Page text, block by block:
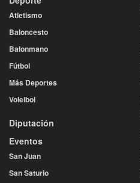
Atletismo
Baloncesto
Balonmano
Fútbol
Más Deportes
Voleibol
Diputación
Eventos
San Juan
San Saturio